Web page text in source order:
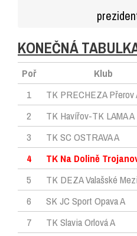
KONEČNÁ
Poř Klub
1
TK PRECHEZA Přerov
2
TK Havířov-TK LAMA A
3
TK SC OSTRAVA A
4
TK Na Dolině
5
TK DEZA Valašské
6
SK JC Sport Opava A
7
TK Slavia Orlová A